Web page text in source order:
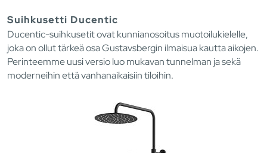
Suihkusetti Ducentic
Ducentic-suihkusetit ovat kunnianosoitus muotoilukielelle,
joka on ollut tärkeä osa Gustavsbergin ilmaisua kautta aikojen.
Perinteemme uusi versio luo mukavan tunnelman ja sekä
moderneihin että vanhanaikaisiin tiloihin.